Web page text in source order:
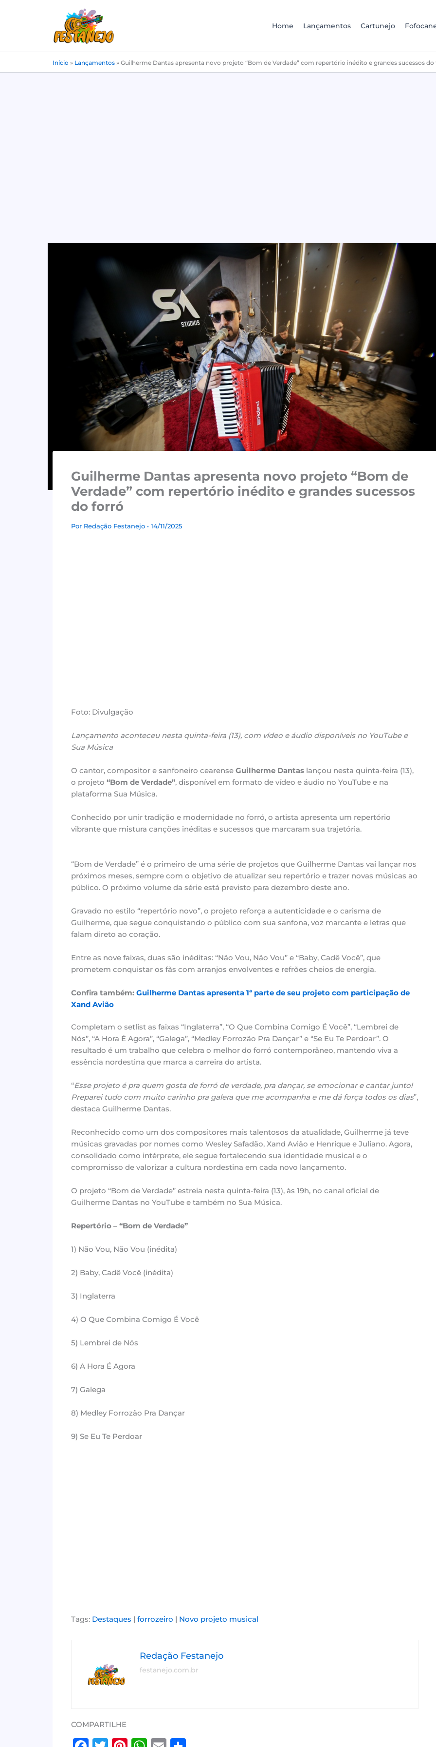
Home Lançamentos Cartunejo
Início » Lançamentos » Guilherme Dantas apresenta novo projeto “Bom de Verdade” com repertório inédito e grandes sucessos
Guilherme Dantas apresenta novo projeto “Bom de
Verdade” com repertório inédito e grandes sucessos
do forró
Por Redação Festanejo • 14/11/2025
Foto: Divulgação
Lançamento aconteceu nesta quinta-feira (13), com vídeo e áudio disponíveis no YouTube e
Sua Música
O cantor, compositor e sanfoneiro cearense Guilherme Dantaslançou nesta quinta-feira (13),
o projeto “Bom de Verdade”, disponível em formato de vídeo e áudio no YouTube e na
plataforma Sua Música.
Conhecido por unir tradição e modernidade no forró, o artista apresenta um repertório
vibrante que mistura canções inéditas e sucessos que marcaram sua trajetória.
“Bom de Verdade” é o primeiro de uma série de projetos que Guilherme Dantas vai lançar nos
próximos meses, sempre com o objetivo de atualizar seu repertório e trazer novas músicas ao
público. O próximo volume da série está previsto para dezembro deste ano.
Gravado no estilo “repertório novo”, o projeto reforça a autenticidade e o carisma de
Guilherme, que segue conquistando o público com sua sanfona, voz marcante e letras que
falam direto ao coração.
Entre as nove faixas, duas são inéditas: “Não Vou, Não Vou” e “Baby, Cadê Você”, que
prometem conquistar os fãs com arranjos envolventes e refrões cheios de energia.
Confira também: Guilherme Dantas apresenta 1ª parte de seu projeto com participação de
Xand Avião
Completam o setlist as faixas “Inglaterra”, “O Que Combina Comigo É Você”, “Lembrei de
Nós”, “A Hora É Agora”, “Galega”, “Medley Forrozão Pra Dançar” e “Se Eu Te Perdoar”. O
resultado é um trabalho que celebra o melhor do forró contemporâneo, mantendo viva a
essência nordestina que marca a carreira do artista.
“Esse projeto é pra quem gosta de forró de verdade, pra dançar, se emocionar e cantar junto!
Preparei tudo com muito carinho pra galera que me acompanha e me dá força todos os dias”,
destaca Guilherme Dantas.
Reconhecido como um dos compositores mais talentosos da atualidade, Guilherme já teve
músicas gravadas por nomes como Wesley Safadão, Xand Avião e Henrique e Juliano. Agora,
consolidado como intérprete, ele segue fortalecendo sua identidade musical e o
compromisso de valorizar a cultura nordestina em cada novo lançamento.
O projeto “Bom de Verdade” estreia nesta quinta-feira (13), às 19h, no canal oficial de
Guilherme Dantas no YouTube e também no Sua Música.
Repertório – “Bom de Verdade”
1) Não Vou, Não Vou (inédita)
2) Baby, Cadê Você (inédita)
3) Inglaterra
4) O Que Combina Comigo É Você
5) Lembrei de Nós
6) A Hora É Agora
7) Galega
8) Medley Forrozão Pra Dançar
9) Se Eu Te Perdoar
Tags: Destaques | forrozeiro | Novo projeto musical
Redação Festanejo
festanejo.com.br
COMPARTILHE